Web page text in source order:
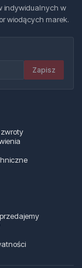
indywidualnych w
wiodących marek.
Zapisz